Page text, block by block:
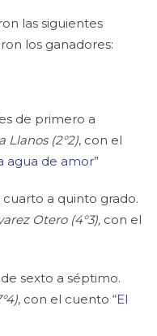
las siguientes
los ganadores:
de primero a
Llanos (2°2), con el
agua de amor”
a quinto grado.
Otero (4°3), con el
sexto a séptimo.
, con el cuento “El